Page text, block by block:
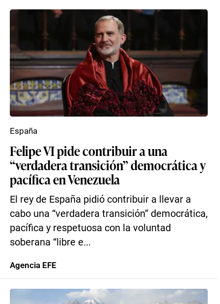
Felipe VI pide contribuir a una
“verdadera transición” democrática y
pacífica en Venezuela
El rey de España pidió contribuir a llevar a
cabo una “verdadera transición” democrática,
pacífica y respetuosa con la voluntad
soberana “libre e...
España
Agencia EFE